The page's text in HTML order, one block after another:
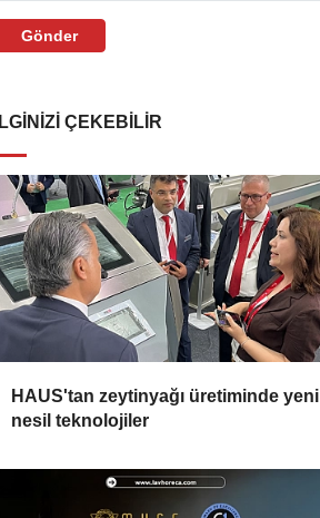
Gönder
İLGINIZI ÇEKEBILIR
HAUS'tan zeytinyağı üretiminde yeni
nesil teknolojiler